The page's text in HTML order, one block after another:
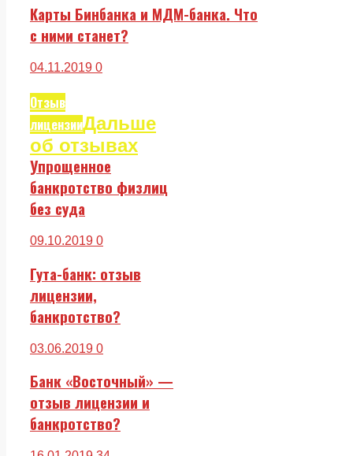
Карты Бинбанка и МДМ-банка. Что
с ними станет?
04.11.2019 0
Отзыв
лицензииДальше
об отзывах
Упрощенное
банкротство физлиц
без суда
09.10.2019 0
Гута-банк: отзыв
лицензии,
банкротство?
03.06.2019 0
Банк «Восточный» —
отзыв лицензии и
банкротство?